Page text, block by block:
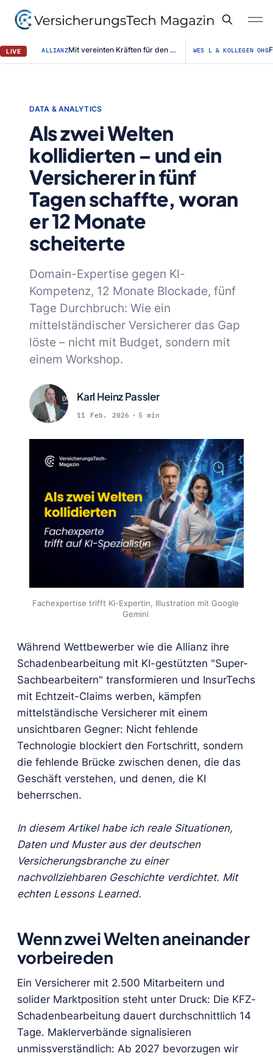
LIVE ALLIANZ Mit vereinten Kräften für den Straßenerhalt / Allianz für #BESSERESTRASSEN ge... WES L & KOLLEGEN OHG
DATA & ANALYTICS
Als zwei Welten
kollidierten – und ein
Versicherer in fünf
Tagen schaffte, woran
er 12 Monate
scheiterte
Domain-Expertise gegen KI-
Kompetenz, 12 Monate Blockade, fünf
Tage Durchbruch: Wie ein
mittelständischer Versicherer das Gap
löste – nicht mit Budget, sondern mit
einem Workshop.
Karl Heinz Passler
11 Feb. 2026 5 min
Fachexpertise trifft Ki-Expertin, Illustration mit Google
Gemini
Während Wettbewerber wie die Allianz ihre
Schadenbearbeitung mit KI-gestützten "Super-
Sachbearbeitern" transformieren und InsurTechs
mit Echtzeit-Claims werben, kämpfen
mittelständische Versicherer mit einem
unsichtbaren Gegner: Nicht fehlende
Technologie blockiert den Fortschritt, sondern
die fehlende Brücke zwischen denen, die das
Geschäft verstehen, und denen, die KI
beherrschen.
In diesem Artikel habe ich reale Situationen,
Daten und Muster aus der deutschen
Versicherungsbranche zu einer
nachvollziehbaren Geschichte verdichtet. Mit
echten Lessons Learned.
Wenn zwei Welten aneinander
vorbeireden
Ein Versicherer mit 2.500 Mitarbeitern und
solider Marktposition steht unter Druck: Die KFZ-
Schadenbearbeitung dauert durchschnittlich 14
Tage. Maklerverbände signalisieren
unmissverständlich: Ab 2027 bevorzugen wir